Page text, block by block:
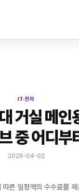
IT·전자
거실 메인
중 어디부
2026-04-02
른 일정액의 수수료를